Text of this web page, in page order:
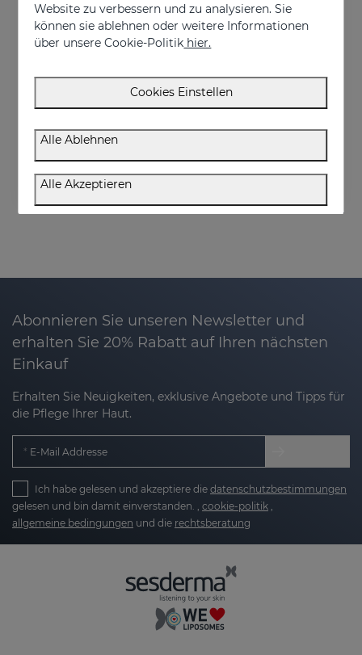
In den Warenkorb
ESTRYSES ANTI-DEHNUNGSSTREIFEN-SERUM FORTE 50 ML
Intensive shock treatment of stretch marks shock (pearly white).
€ 34,95
ESTRYSES Duplo
Verhindert und verbessert Dehnungsstreifen
€ 34,95
Abonnieren Sie unseren Newsletter und
erhalten Sie 20% Rabatt auf Ihren nächsten
Einkauf
Erhalten Sie Neuigkeiten, exklusive Angebote und Tipps für
die Pflege Ihrer Haut.
E-Mail Addresse
Ich habe gelesen und akzeptiere die datenschutzbestimmungen
gelesen und bin damit einverstanden. , cookie-politik
allgemeine bedingungen und die rechtsberatung
Website zu verbessern und zu analysieren. Sie
können sie ablehnen oder weitere Informationen
über unsere Cookie-Politik hier.
Cookies Einstellen
Alle Ablehnen
Alle Akzeptieren